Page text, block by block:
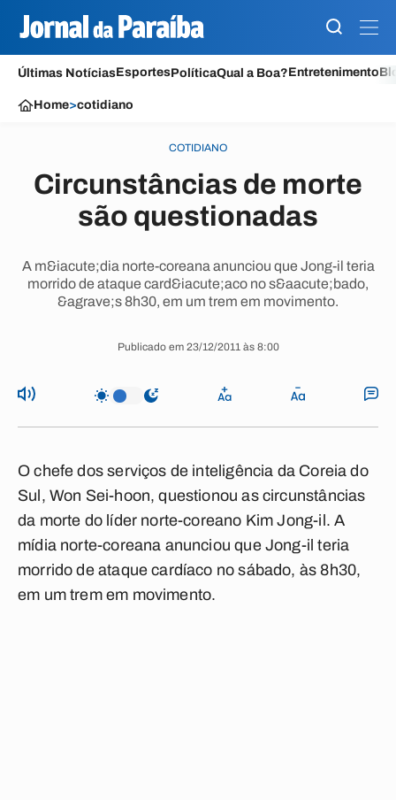
Últimas NotíciasEsportesPolíticaQual a Boa?Entretenimento
Home>cotidiano
COTIDIANO
Circunstâncias de morte
são questionadas
A m&iacute;dia norte-coreana anunciou que Jong-il teria
morrido de ataque card&iacute;aco no s&aacute;bado,
&agrave;s 8h30, em um trem em movimento.
Publicado em 23/12/2011 às 8:00
O chefe dos serviços de inteligência da Coreia do
Sul, Won Sei-hoon, questionou as circunstâncias
da morte do líder norte-coreano Kim Jong-il. A
mídia norte-coreana anunciou que Jong-il teria
morrido de ataque cardíaco no sábado, às 8h30,
em um trem em movimento.